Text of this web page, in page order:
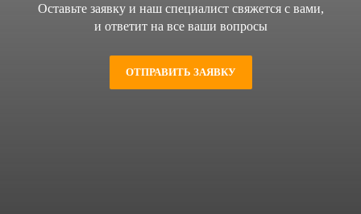
Оставьте заявку и наш специалист свяжется с вами,
и ответит на все ваши вопросы
ОТПРАВИТЬ ЗАЯВКУ